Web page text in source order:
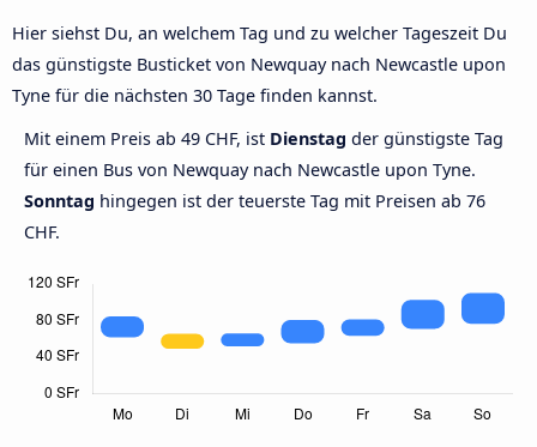
Hier siehst Du, an welchem Tag und zu welcher Tageszeit Du
das günstigste Busticket von Newquay nach Newcastle upon
Tyne für die nächsten 30 Tage finden kannst.
Mit einem Preis ab 49 CHF, ist Dienstag der günstigste Tag
für einen Bus von Newquay nach Newcastle upon Tyne.
Sonntag hingegen ist der teuerste Tag mit Preisen ab 76
CHF.